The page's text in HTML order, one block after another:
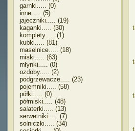
garnki..... (0)
inne..... (5)
jajeczniki..... (19)
kaganki..... (30)
komplety..... (1)
kubki..... (81)
maselnice..... (18)
miski..... (63)
młynki..... (0)
ozdoby..... (2)
podgrzewacze..... (23)
pojemniki..... (58)
półki..... (0)
półmiski..... (48)
salaterki..... (13)
serwetniki..... (7)
solniczki..... (34)